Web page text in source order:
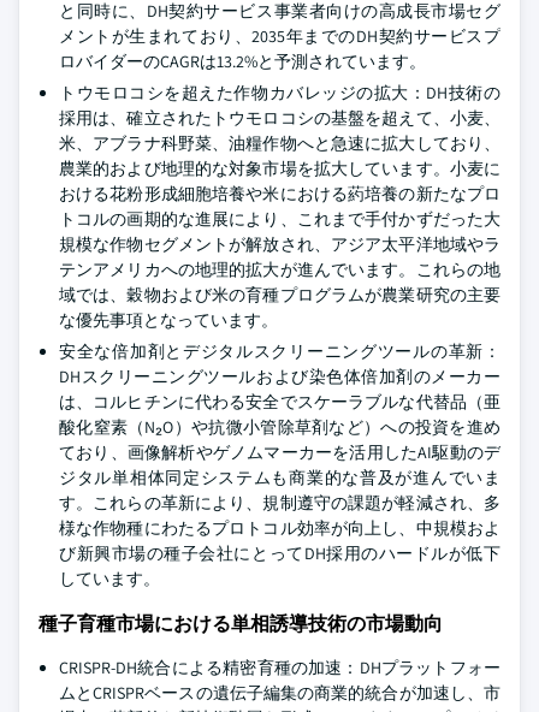
と同時に、DH契約サービス事業者向けの高成長市場セグ
メントが生まれており、2035年までのDH契約サービスプ
ロバイダーのCAGRは13.2%と予測されています。
トウモロコシを超えた作物カバレッジの拡大：DH技術の
採用は、確立されたトウモロコシの基盤を超えて、小麦、
米、アブラナ科野菜、油糧作物へと急速に拡大しており、
農業的および地理的な対象市場を拡大しています。小麦に
おける花粉形成細胞培養や米における葯培養の新たなプロ
トコルの画期的な進展により、これまで手付かずだった大
規模な作物セグメントが解放され、アジア太平洋地域やラ
テンアメリカへの地理的拡大が進んでいます。これらの地
域では、穀物および米の育種プログラムが農業研究の主要
な優先事項となっています。
安全な倍加剤とデジタルスクリーニングツールの革新：
DHスクリーニングツールおよび染色体倍加剤のメーカー
は、コルヒチンに代わる安全でスケーラブルな代替品（亜
酸化窒素（N₂O）や抗微小管除草剤など）への投資を進め
ており、画像解析やゲノムマーカーを活用したAI駆動のデ
ジタル単相体同定システムも商業的な普及が進んでいま
す。これらの革新により、規制遵守の課題が軽減され、多
様な作物種にわたるプロトコル効率が向上し、中規模およ
び新興市場の種子会社にとってDH採用のハードルが低下
しています。
種子育種市場における単相誘導技術の市場動向
CRISPR-DH統合による精密育種の加速：DHプラットフォー
ムとCRISPRベースの遺伝子編集の商業的統合が加速し、市